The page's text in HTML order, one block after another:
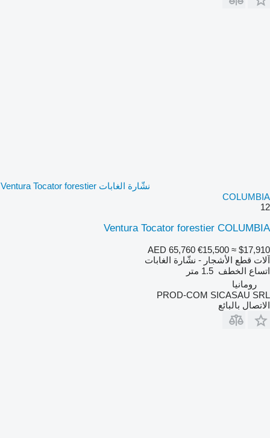
نشّارة الغابات Ventura Tocator forestier
COLUMBIA
12
Ventura Tocator forestier COLUMBIA
AED 65,760 €15,500 ≈ $17,910
آلات قطع الأشجار - نشّارة الغابات
اتساع الخطف 1.5 متر
رومانيا
PROD-COM SICASAU SRL
الاتصال بالبائع